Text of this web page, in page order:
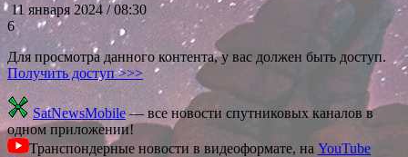
11 января 2024 / 08:30
6
Для просмотра данного контента, у вас должен быть доступ.
Получить доступ >>>
SatNewsMobile— все новости спутниковых каналов в
одном приложении!
Транспондерные новости в видеоформате, на YouTube